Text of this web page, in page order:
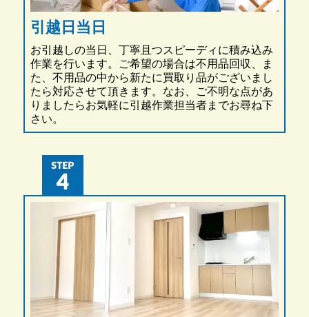
引越日当日
お引越しの当日、丁寧且つスピーディに積み込み
作業を行います。ご希望の場合は不用品回収、ま
た、不用品の中から新たに買取り品がございまし
たら対応させて頂きます。なお、ご不明な点があ
りましたらお気軽に引越作業担当者までお尋ね下
さい。